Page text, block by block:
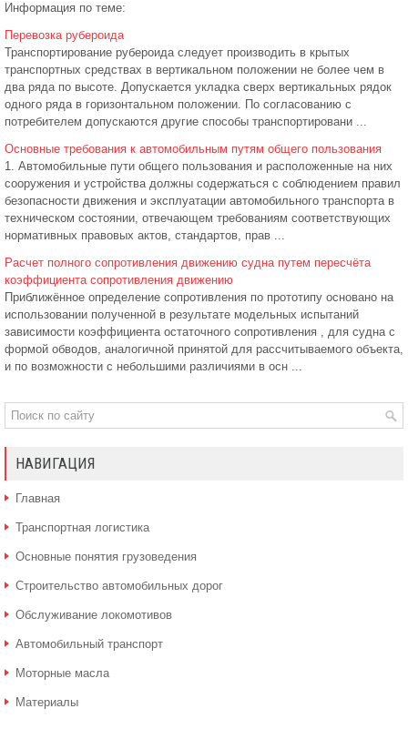
Информация по теме:
Перевозка рубероида
Транспортирование рубероида следует производить в крытых
транспортных средствах в вертикальном положении не более чем в
два ряда по высоте. Допускается укладка сверх вертикальных рядок
одного ряда в горизонтальном положении. По согласованию с
потребителем допускаются другие способы транспортировани ...
Основные требования к автомобильным путям общего пользования
1. Автомобильные пути общего пользования и расположенные на них
сооружения и устройства должны содержаться с соблюдением правил
безопасности движения и эксплуатации автомобильного транспорта в
техническом состоянии, отвечающем требованиям соответствующих
нормативных правовых актов, стандартов, прав ...
Расчет полного сопротивления движению судна путем пересчёта
коэффициента сопротивления движению
Приближённое определение сопротивления по прототипу основано на
использовании полученной в результате модельных испытаний
зависимости коэффициента остаточного сопротивления , для судна с
формой обводов, аналогичной принятой для рассчитываемого объекта,
и по возможности с небольшими различиями в осн ...
НАВИГАЦИЯ
Главная
Транспортная логистика
Основные понятия грузоведения
Строительство автомобильных дорог
Обслуживание локомотивов
Автомобильный транспорт
Моторные масла
Материалы